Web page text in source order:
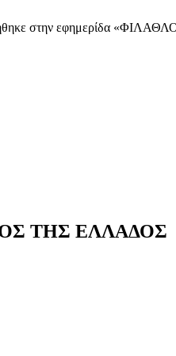
στην εφημερίδα
ΤΗΣ ΕΛΛΑΔΟΣ